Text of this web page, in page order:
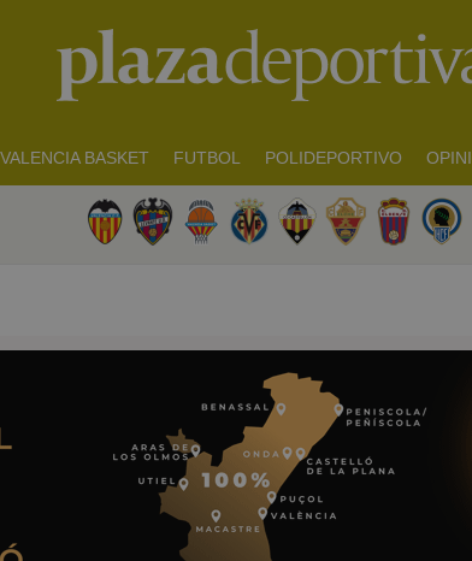
VALENCIA BASKET FUTBOL POLIDEPORTIVO